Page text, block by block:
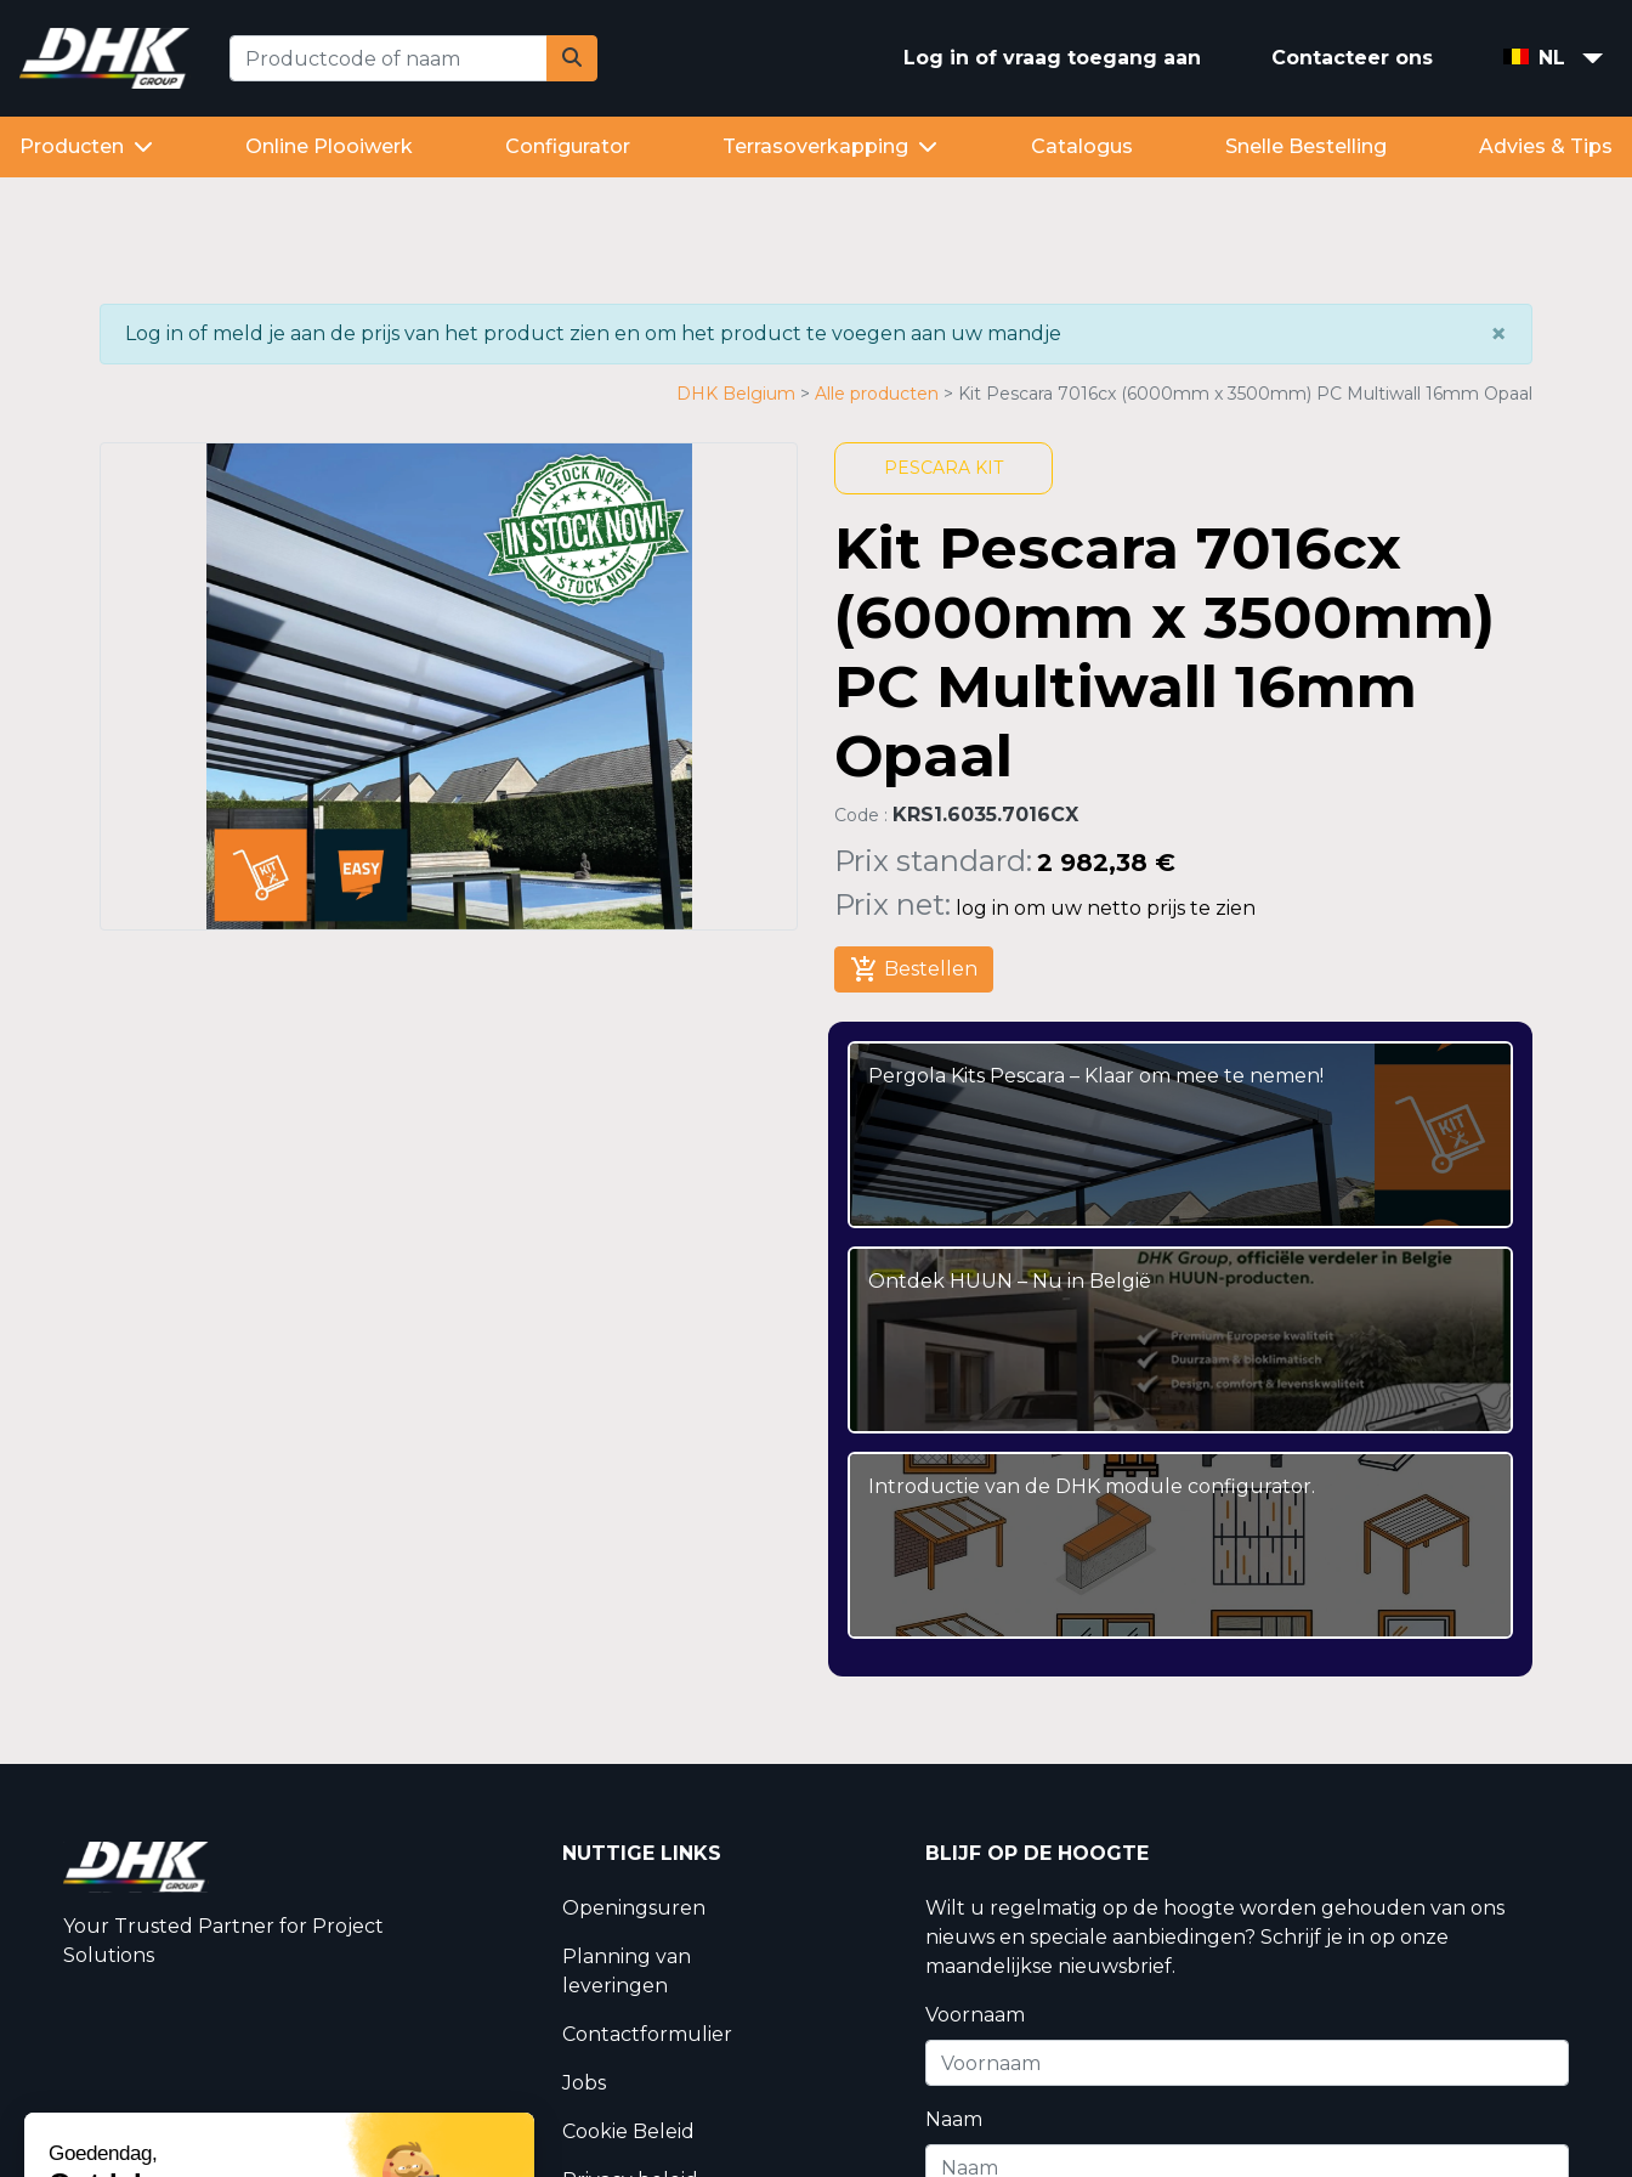
Log in of vraag toegang aan Contacteer ons NL
Producten Online Plooiwerk Configurator Terrasoverkapping Catalogus Snelle Bestelling Advies & Tips
×
Log in of meld je aan de prijs van het product zien en om het product te voegen aan uw mandje
DHK Belgium Alle producten Kit Pescara 7016cx (6000mm x 3500mm) PC Multiwall 16mm Opaal
PESCARA KIT
Kit Pescara 7016cx
(6000mm x 3500mm)
PC Multiwall 16mm
Opaal
Code : KRS1.6035.7016CX
Prix standard: 2 982,38 €
Prix net: log in om uw netto prijs te zien
add_shopping_cart Bestellen
Pergola Kits Pescara – Klaar om mee te nemen!
Ontdek HUUN – Nu in België
Introductie van de DHK module configurator.
Your Trusted Partner for Project
Solutions
NUTTIGE LINKS
Openingsuren
Planning van
leveringen
Contactformulier
Jobs
Cookie Beleid
BLIJF OP DE HOOGTE
Wilt u regelmatig op de hoogte worden gehouden van ons
nieuws en speciale aanbiedingen? Schrijf je in op onze
maandelijkse nieuwsbrief.
Voornaam
Naam